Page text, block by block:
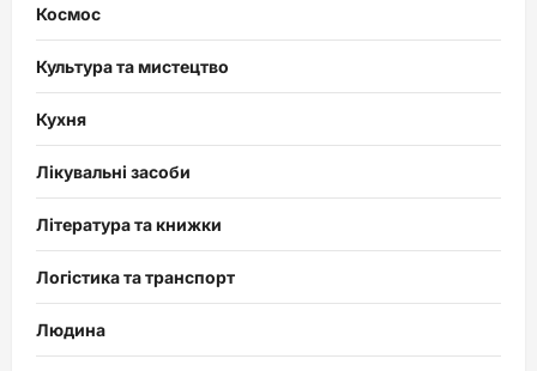
Космос
Культура та мистецтво
Кухня
Лікувальні засоби
Література та книжки
Логістика та транспорт
Людина